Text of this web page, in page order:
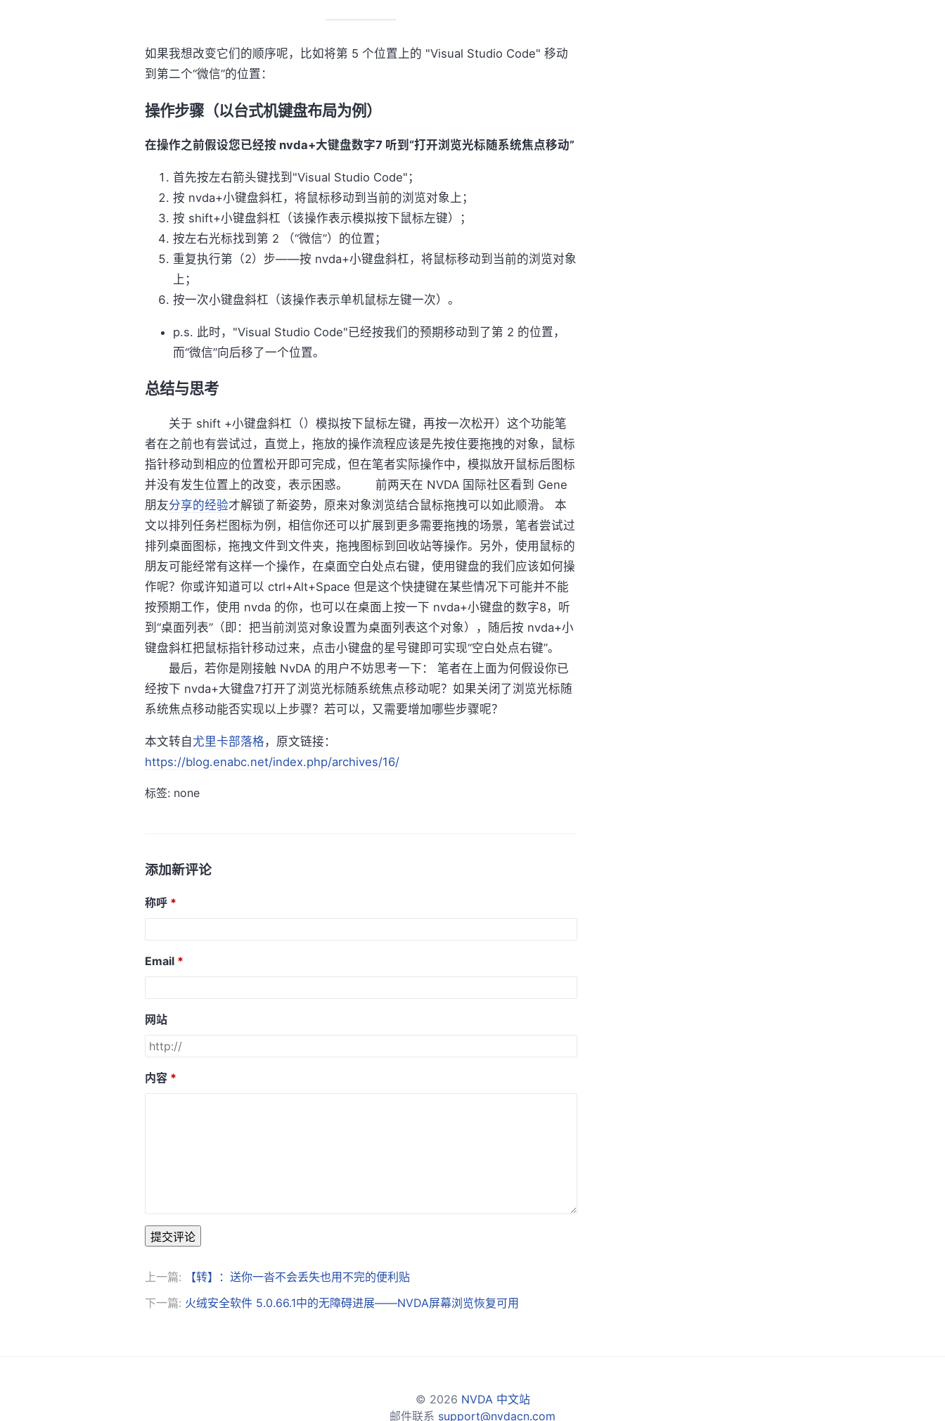
如果我想改变它们的顺序呢，比如将第 5 个位置上的 "Visual Studio Code" 移动
到第二个“微信”的位置：
操作步骤（以台式机键盘布局为例）
在操作之前假设您已经按 nvda+大键盘数字7 听到“打开浏览光标随系统焦点移动”
首先按左右箭头键找到"Visual Studio Code"；
按 nvda+小键盘斜杠，将鼠标移动到当前的浏览对象上；
按 shift+小键盘斜杠（该操作表示模拟按下鼠标左键）；
按左右光标找到第 2 （“微信”）的位置；
重复执行第（2）步——按 nvda+小键盘斜杠，将鼠标移动到当前的浏览对象
上；
按一次小键盘斜杠（该操作表示单机鼠标左键一次）。
p.s. 此时，"Visual Studio Code"已经按我们的预期移动到了第 2 的位置，
而“微信”向后移了一个位置。
总结与思考
关于 shift +小键盘斜杠（）模拟按下鼠标左键，再按一次松开）这个功能笔
者在之前也有尝试过，直觉上，拖放的操作流程应该是先按住要拖拽的对象，鼠标
指针移动到相应的位置松开即可完成，但在笔者实际操作中，模拟放开鼠标后图标
并没有发生位置上的改变，表示困惑。 前两天在 NVDA 国际社区看到 Gene
朋友分享的经验才解锁了新姿势，原来对象浏览结合鼠标拖拽可以如此顺滑。 本
文以排列任务栏图标为例，相信你还可以扩展到更多需要拖拽的场景，笔者尝试过
排列桌面图标，拖拽文件到文件夹，拖拽图标到回收站等操作。另外，使用鼠标的
朋友可能经常有这样一个操作，在桌面空白处点右键，使用键盘的我们应该如何操
作呢？你或许知道可以 ctrl+Alt+Space 但是这个快捷键在某些情况下可能并不能
按预期工作，使用 nvda 的你，也可以在桌面上按一下 nvda+小键盘的数字8，听
到“桌面列表”（即：把当前浏览对象设置为桌面列表这个对象），随后按 nvda+小
键盘斜杠把鼠标指针移动过来，点击小键盘的星号键即可实现“空白处点右键”。
最后，若你是刚接触 NvDA 的用户不妨思考一下： 笔者在上面为何假设你已
经按下 nvda+大键盘7打开了浏览光标随系统焦点移动呢？如果关闭了浏览光标随
系统焦点移动能否实现以上步骤？若可以，又需要增加哪些步骤呢？
本文转自尤里卡部落格 ，原文链接：
https://blog.enabc.net/index.php/archives/16/
标签: none
添加新评论
称呼
Email
网站
内容
提交评论
上一篇:
【转】：送你一沓不会丢失也用不完的便利贴
下一篇: 火绒安全软件 5.0.66.1中的无障碍进展——NVDA屏幕浏览恢复可用
© 2026 NVDA 中文站
邮件联系 support@nvdacn.com